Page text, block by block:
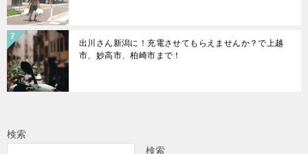
出川さん新潟に！充電させてもらえませんか？で上越
市、妙高市、柏崎市まで！
検索
検索